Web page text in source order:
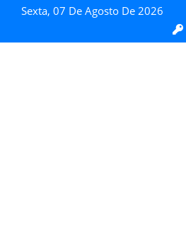
Sexta, 07 De Agosto De 2026